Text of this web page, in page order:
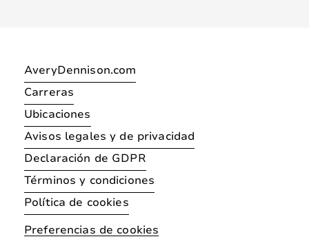
AveryDennison.com
Carreras
Ubicaciones
Avisos legales y de privacidad
Declaración de GDPR
Términos y condiciones
Política de cookies
Preferencias de cookies